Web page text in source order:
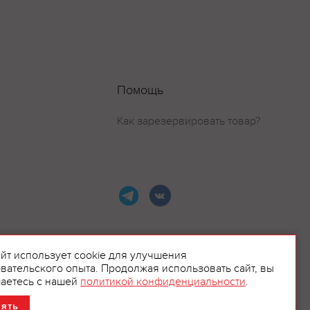
Помощь
Как зарезервировать товар?
использует cookie для улучшения
опыта. Продолжая использовать сайт, вы
с нашей политикой конфиденциальности.